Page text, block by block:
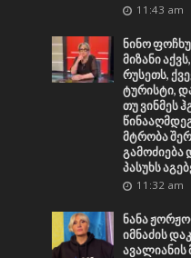
11:43 am
ნინო
მიზანი
რუსეთს,
ტურისტი,
თუ ვინმეს
მტრობა
გამოძიება
პასუხს
11:32 am
ნანა
იმნაძის
ავალიანის